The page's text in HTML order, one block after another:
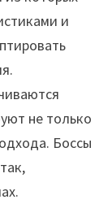
и
не только
Боссы